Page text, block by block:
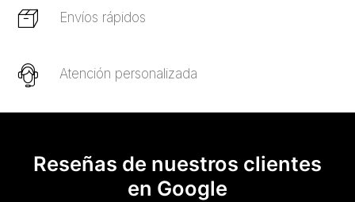
Envíos rápidos
Atención personalizada
Reseñas de nuestros clientes
en Google